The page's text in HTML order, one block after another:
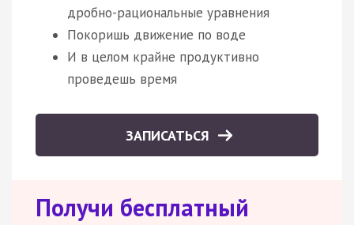
дробно-рациональные уравнения
Покоришь движение по воде
И в целом крайне продуктивно
проведешь время
ЗАПИСАТЬСЯ
Получи бесплатный